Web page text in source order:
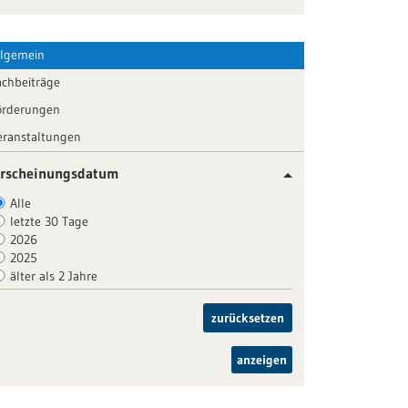
Alle
letzte 30 Tage
2026
2025
älter als 2 Jahre
zurücksetzen
anzeigen